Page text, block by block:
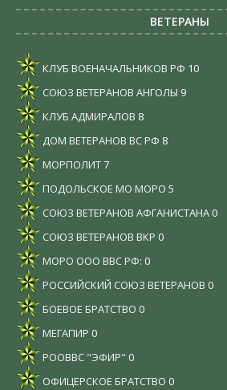
ВЕТЕРАНЫ
КЛУБ ВОЕНАЧАЛЬНИКОВ РФ 10
СОЮЗ ВЕТЕРАНОВ АНГОЛЫ 9
КЛУБ АДМИРАЛОВ 8
ДОМ ВЕТЕРАНОВ ВС РФ 8
МОРПОЛИТ7
ПОДОЛЬСКОЕ МО МОРО 5
СОЮЗ ВЕТЕРАНОВ АФГАНИСТАНА 0
СОЮЗ ВЕТЕРАНОВ ВКР 0
МОРО ООО ВВС РФ: 0
РОССИЙСКИЙ СОЮЗ ВЕТЕРАНОВ 0
БОЕВОЕ БРАТСТВО 0
МЕГАПИР 0
РООВВС "ЭФИР" 0
ОФИЦЕРСКОЕ БРАТСТВО 0